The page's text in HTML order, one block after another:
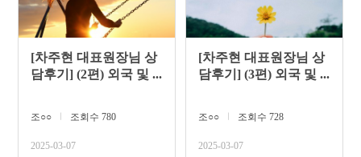
[차주현 대표원장님 상
담후기] (2편) 외국 및 ...
조○○ 조회수 780
2025-03-07
[차주현 대표원장님 상
담후기] (3편) 외국 및 ...
조○○ 조회수 728
2025-03-07